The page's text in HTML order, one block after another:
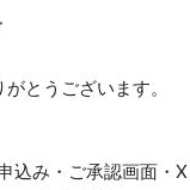
とうございます。
込み・ご承認画面・X